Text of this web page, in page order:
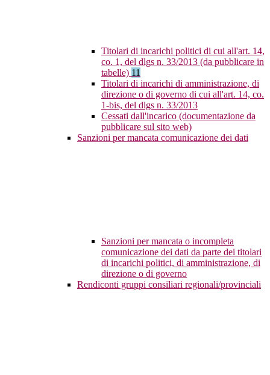
Titolari di incarichi politici di cui all'art. 14,
co. 1, del dlgs n. 33/2013 (da pubblicare in
tabelle) 11
Titolari di incarichi di amministrazione, di
direzione o di governo di cui all'art. 14, co.
1-bis, del dlgs n. 33/2013
Cessati dall'incarico (documentazione da
pubblicare sul sito web)
Sanzioni per mancata comunicazione dei dati
Sanzioni per mancata o incompleta
comunicazione dei dati da parte dei titolari
di incarichi politici, di amministrazione, di
direzione o di governo
Rendiconti gruppi consiliari regionali/provinciali